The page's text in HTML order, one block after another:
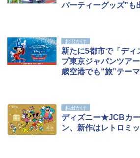
パーティーグッズ”も
お出かけ
新たに5都市で「ディ
プ東京ジャパンツア
歳空港でも“旅”テー
お出かけ
ディズニー★JCBカ
ン、新作はレトロミ